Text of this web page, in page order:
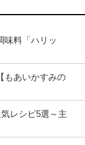
味料「ハリッ
もあいかすみの
レシピ5選～主